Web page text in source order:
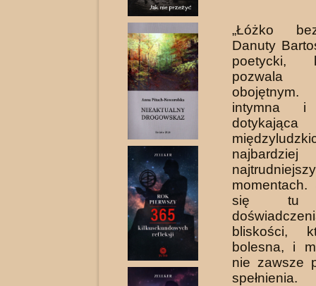
„Łóżko
Danuty
poetycki,
pozwala
intymna i
momentach.
się tu
bliskości,
bolesna, i
nie zawsze
spełnienia.